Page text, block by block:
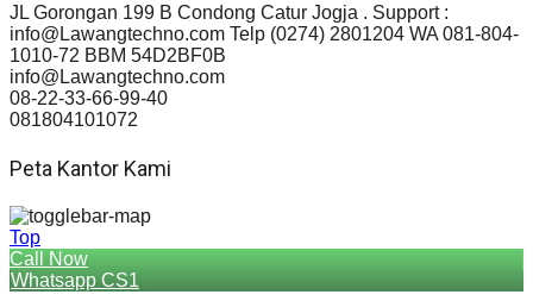
JL Gorongan 199 B Condong Catur Jogja . Support :
info@Lawangtechno.com Telp (0274) 2801204 WA 081-804-
1010-72 BBM 54D2BF0B
info@Lawangtechno.com
08-22-33-66-99-40
081804101072
Peta Kantor Kami
Top
Call Now
Whatsapp CS1